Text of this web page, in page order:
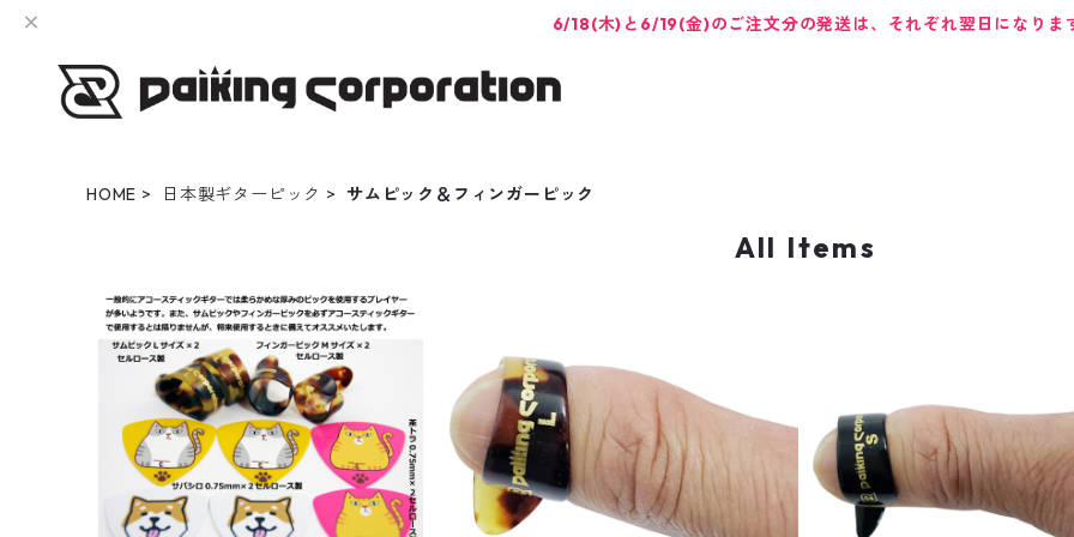
6/18(木)と6/19(金)のご注文分の発送は、それぞれ翌日になりま
HOME 日本製ギターピック サムピック＆フィンガーピック
All Items